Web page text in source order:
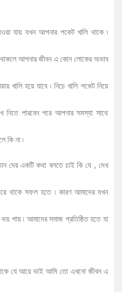
যায় যখন আপনার পকেট খালি থাকে ৷
থাকলে আপনার জীবন এ কোন লোকের অভাব
খালি হয়ে যাবে ৷ নিচে খালি পকেট নিয়ে
পারবেন পরে আপনার সমস্যা সাথে
কি না ৷
দের একটি কথা বলতে চাই কি যে , দেখ
থাকে সফল হতে ৷ কারণ আমাদের যখন
পায় ৷ আমাদের সমাজ প্রতিষ্ঠিত হতে যা
যে আরে ভাই আমি তো এখনো জীবন এ